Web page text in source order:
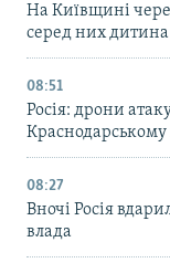
На Київщині
серед них
08:51
Росія: дрони
Краснодарському
08:27
Вночі Росія
влада